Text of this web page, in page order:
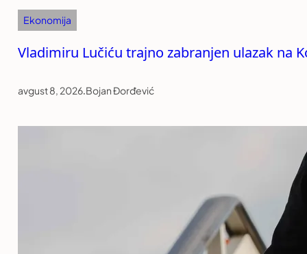
Ekonomija
Vladimiru Lučiću trajno zabranjen ulazak na
avgust 8, 2026.Bojan Đorđević